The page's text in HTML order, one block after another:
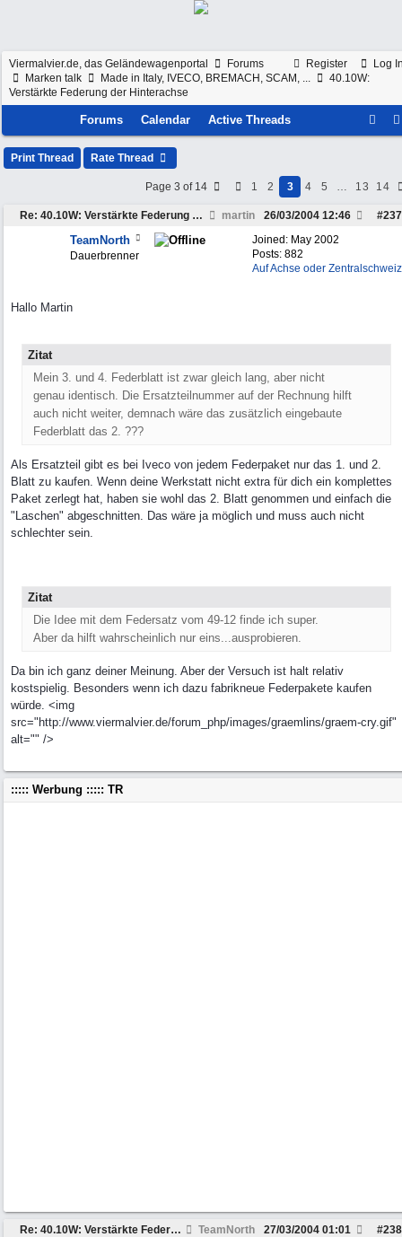
Register Log
Viermalvier.de, das Geländewagenportal
Forums
Marken talk
Made in Italy, IVECO, BREMACH, SCAM, ...
40.10W:
Verstärkte Federung der Hinterachse
Forums Calendar Active Threads
Print Thread Rate Thread
Page 3 of 14 1 2 3 4 5 … 13 14
Re: 40.10W: Verstärkte Federung der Hinterachse martin #237
26/03/2004 12:46
Joined: May 2002
Posts: 882
Auf Achse oder Zentralschweiz
TeamNorth
Dauerbrenner
Hallo Martin
Zitat
Mein 3. und 4. Federblatt ist zwar gleich lang, aber nicht
genau identisch. Die Ersatzteilnummer auf der Rechnung hilft
auch nicht weiter, demnach wäre das zusätzlich eingebaute
Federblatt das 2. ???
Als Ersatzteil gibt es bei Iveco von jedem Federpaket nur das 1. und 2.
Blatt zu kaufen. Wenn deine Werkstatt nicht extra für dich ein komplettes
Paket zerlegt hat, haben sie wohl das 2. Blatt genommen und einfach die
"Laschen" abgeschnitten. Das wäre ja möglich und muss auch nicht
schlechter sein.
Zitat
Die Idee mit dem Federsatz vom 49-12 finde ich super.
Aber da hilft wahrscheinlich nur eins...ausprobieren.
Da bin ich ganz deiner Meinung. Aber der Versuch ist halt relativ
kostspielig. Besonders wenn ich dazu fabrikneue Federpakete kaufen
würde. <img
src="http://www.viermalvier.de/forum_php/images/graemlins/graem-cry.gif"
alt="" />
::::: Werbung ::::: TR
Re: 40.10W: Verstärkte Federung der Hinterachse TeamNorth #238
27/03/2004 01:01